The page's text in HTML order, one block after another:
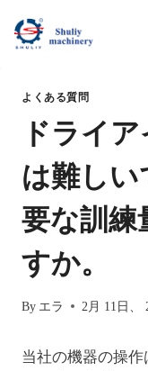
よくある質問
ドライ
は難し
要な訓練
すか。
By エラ 2月 11日、
当社の機器の操